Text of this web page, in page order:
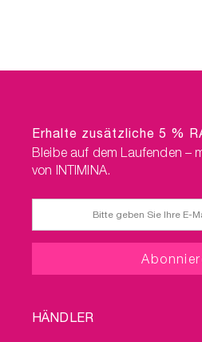
Erhalte zusätzliche 5 %
Bleibe auf dem Laufenden –
von INTIMINA.
FOOTER
HÄNDLER